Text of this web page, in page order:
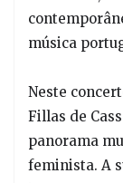
música
Neste
Fillas de
panorama
feminista. A